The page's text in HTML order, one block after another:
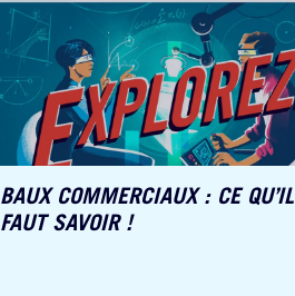
BAUX COMMERCIAUX : CE QU’IL
FAUT SAVOIR !